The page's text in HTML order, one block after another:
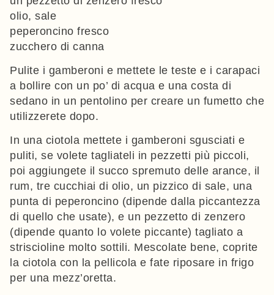
olio, sale
peperoncino fresco
zucchero di canna
Pulite i gamberoni e mettete le teste e i carapaci
a bollire con un po’ di acqua e una costa di
sedano in un pentolino per creare un fumetto che
utilizzerete dopo.
In una ciotola mettete i gamberoni sgusciati e
puliti, se volete tagliateli in pezzetti più piccoli,
poi aggiungete il succo spremuto delle arance, il
rum, tre cucchiai di olio, un pizzico di sale, una
punta di peperoncino (dipende dalla piccantezza
di quello che usate), e un pezzetto di zenzero
(dipende quanto lo volete piccante) tagliato a
striscioline molto sottili. Mescolate bene, coprite
la ciotola con la pellicola e fate riposare in frigo
per una mezz’oretta.